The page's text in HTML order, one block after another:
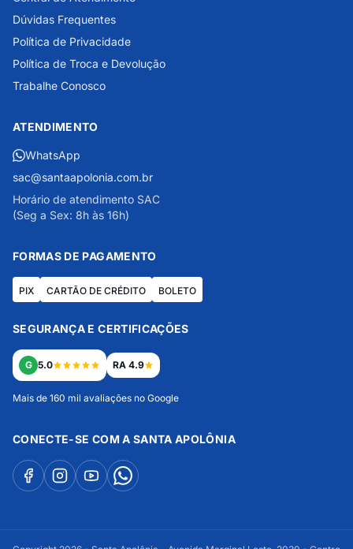
Dúvidas Frequentes
Política de Privacidade
Política de Troca e Devolução
Trabalhe Conosco
ATENDIMENTO
WhatsApp
sac@santaapolonia.com.br
Horário de atendimento SAC
(Seg a Sex: 8h às 16h)
FORMAS DE PAGAMENTO
PIX CARTÃO DE CRÉDITO BOLETO
SEGURANÇA E CERTIFICAÇÕES
G 5.0 RA 4.9
Mais de 160 mil avaliações no Google
CONECTE-SE COM A SANTA APOLÔNIA